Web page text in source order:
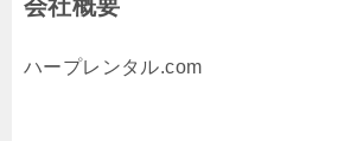
会社概要
ハープレンタル.com